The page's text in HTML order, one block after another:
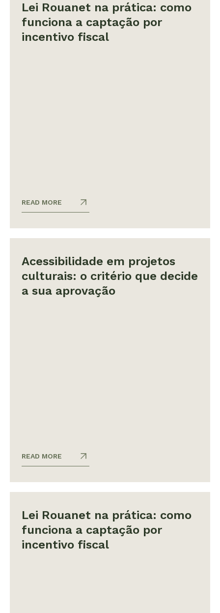
Lei Rouanet na prática: como
funciona a captação por
incentivo fiscal
READ MORE
Acessibilidade em projetos
culturais: o critério que decide
a sua aprovação
READ MORE
Lei Rouanet na prática: como
funciona a captação por
incentivo fiscal